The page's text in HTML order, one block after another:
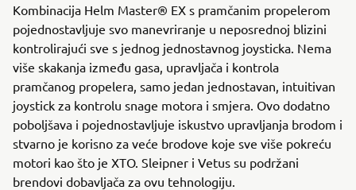
Kombinacija Helm Master® EX s pramčanim propelerom
pojednostavljuje svo manevriranje u neposrednoj blizini
kontrolirajući sve s jednog jednostavnog joysticka. Nema
više skakanja između gasa, upravljača i kontrola
pramčanog propelera, samo jedan jednostavan, intuitivan
joystick za kontrolu snage motora i smjera. Ovo dodatno
poboljšava i pojednostavljuje iskustvo upravljanja brodom i
stvarno je korisno za veće brodove koje sve više pokreću
motori kao što je XTO. Sleipner i Vetus su podržani
brendovi dobavljača za ovu tehnologiju.